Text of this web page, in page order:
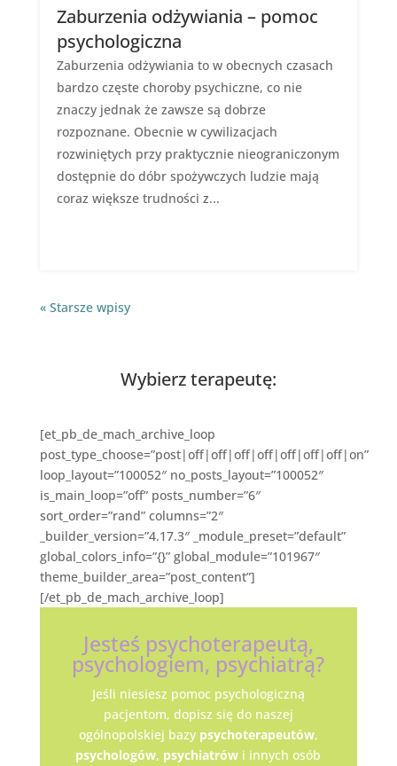
Zaburzenia odżywiania – pomoc
psychologiczna
Zaburzenia odżywiania to w obecnych czasach
bardzo częste choroby psychiczne, co nie
znaczy jednak że zawsze są dobrze
rozpoznane. Obecnie w cywilizacjach
rozwiniętych przy praktycznie nieograniczonym
dostępnie do dóbr spożywczych ludzie mają
coraz większe trudności z...
« Starsze wpisy
Wybierz terapeutę:
[et_pb_de_mach_archive_loop
post_type_choose=”post|off|off|off|off|off|off|off|on”
loop_layout=”100052″ no_posts_layout=”100052″
is_main_loop=”off” posts_number=”6″
sort_order=”rand” columns=”2″
_builder_version=”4.17.3″ _module_preset=”default”
global_colors_info=”{}” global_module=”101967″
theme_builder_area=”post_content”]
[/et_pb_de_mach_archive_loop]
Jesteś psychoterapeutą,
psychologiem, psychiatrą?
Jeśli niesiesz pomoc psychologiczną
pacjentom, dopisz się do naszej
ogólnopolskiej bazy psychoterapeutów,
psychologów, psychiatrów i innych osób